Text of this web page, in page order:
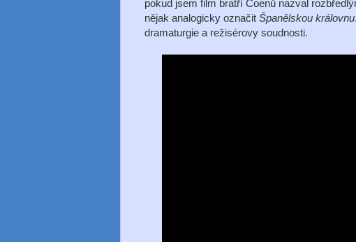
pokud jsem film bratří Coenů nazval
nějak analogicky označit Španělskou královnu
dramaturgie a režisérovy soudnosti.